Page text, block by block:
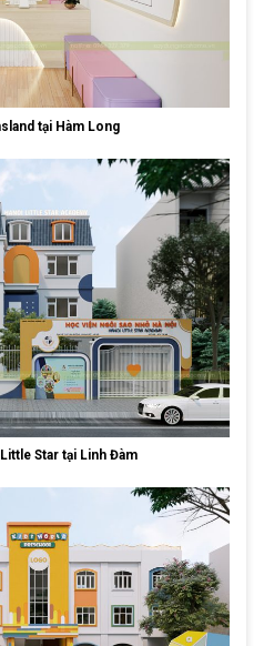
tại Hàm Long
Star tại Linh Đàm